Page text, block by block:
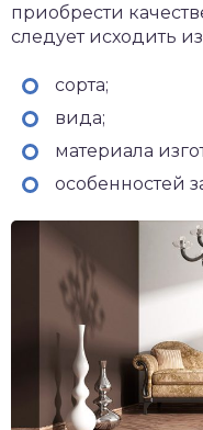
приобрести
следует исходить
сорта;
вида;
материала
особенностей